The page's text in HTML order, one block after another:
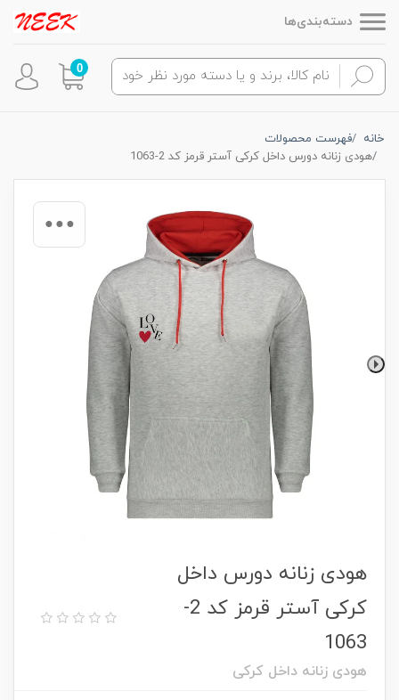
دسته‌بندی‌ها
0
خانه
فهرست محصولات
هودی زنانه دورس داخل کرکی آستر قرمز کد 2-1063
هودی زنانه دورس داخل
کرکی آستر قرمز کد 2-
1063
هودی زنانه داخل کرکی